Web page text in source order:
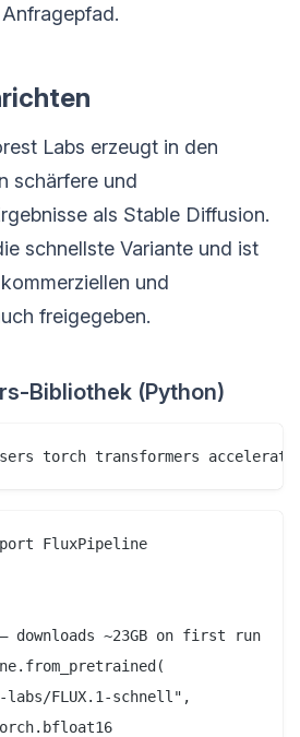
Labs erzeugt in den
schärfere und
als Stable Diffusion.
schnellste Variante und ist
und
freigegeben.
Bibliothek (Python)
FluxPipeline
downloads ~23GB on first run
labs/FLUX.1-schnell",